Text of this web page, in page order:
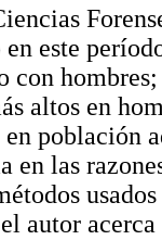
este
con
altos en
población
en las
autor